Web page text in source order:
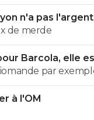
je ne vois pas
n'a pas
de merde
Barcola, elle
par
bonne saison en
n'avait pas hesité
millions!La on
à l'OM